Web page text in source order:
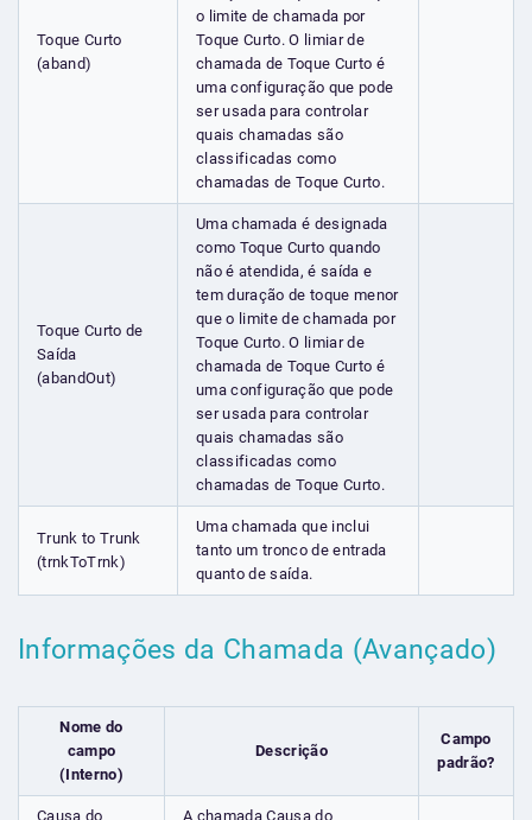
Toque Curto
(aband)
o limite de chamada por
Toque Curto. O limiar de
chamada de Toque Curto é
uma configuração que pode
ser usada para controlar
quais chamadas são
classificadas como
chamadas de Toque Curto.
Toque Curto de
Saída
(abandOut)
Uma chamada é designada
como Toque Curto quando
não é atendida, é saída e
tem duração de toque menor
que o limite de chamada por
Toque Curto. O limiar de
chamada de Toque Curto é
uma configuração que pode
ser usada para controlar
quais chamadas são
classificadas como
chamadas de Toque Curto.
Trunk to Trunk
(trnkToTrnk)
Uma chamada que inclui
tanto um tronco de entrada
quanto de saída.
Informações da Chamada (Avançado)
Nome do
campo
(Interno)
Descrição
Campo
padrão?
Causa do
A chamadaCausa do